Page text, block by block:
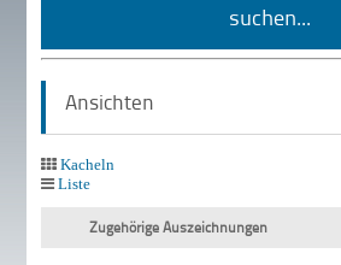
suchen...
Ansichten
Kacheln
Liste
Zugehörige Auszeichnungen